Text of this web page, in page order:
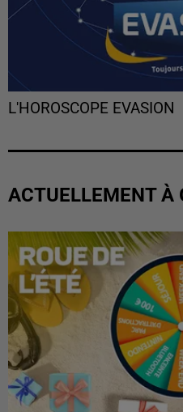
L'HOROSCOPE EVASION
ACTUELLEMENT À